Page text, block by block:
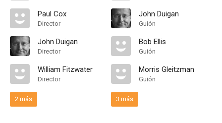
Paul Cox
Director
John Duigan
Director
William Fitzwater
Director
2 más
John Duigan
Guión
Bob Ellis
Guión
Morris Gleitzman
Guión
3 más